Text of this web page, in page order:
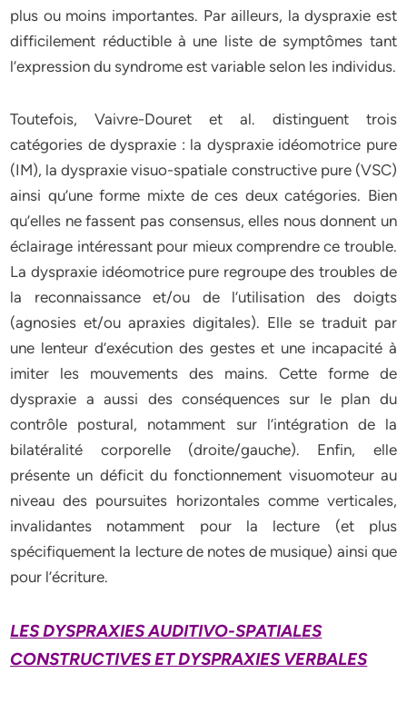
plus ou moins importantes. Par ailleurs, la dyspraxie est
difficilement réductible à une liste de symptômes tant
l’expression du syndrome est variable selon les individus.
Toutefois, Vaivre-Douret et al. distinguent trois
catégories de dyspraxie : la dyspraxie idéomotrice pure
(IM), la dyspraxie visuo-spatiale constructive pure (VSC)
ainsi qu’une forme mixte de ces deux catégories. Bien
qu’elles ne fassent pas consensus, elles nous donnent un
éclairage intéressant pour mieux comprendre ce trouble.
La dyspraxie idéomotrice pure regroupe des troubles de
la reconnaissance et/ou de l’utilisation des doigts
(agnosies et/ou apraxies digitales). Elle se traduit par
une lenteur d’exécution des gestes et une incapacité à
imiter les mouvements des mains. Cette forme de
dyspraxie a aussi des conséquences sur le plan du
contrôle postural, notamment sur l’intégration de la
bilatéralité corporelle (droite/gauche). Enfin, elle
présente un déficit du fonctionnement visuomoteur au
niveau des poursuites horizontales comme verticales,
invalidantes notamment pour la lecture (et plus
spécifiquement la lecture de notes de musique) ainsi que
pour l’écriture.
LES DYSPRAXIES AUDITIVO-SPATIALES
CONSTRUCTIVES ET DYSPRAXIES VERBALES